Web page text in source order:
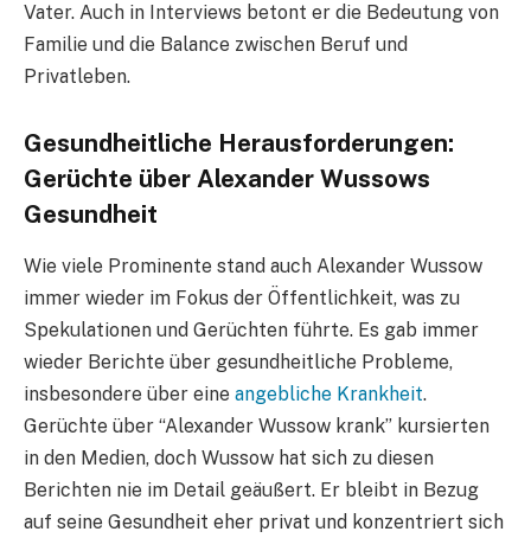
Vater. Auch in Interviews betont er die Bedeutung von
Familie und die Balance zwischen Beruf und
Privatleben.
Gesundheitliche Herausforderungen:
Gerüchte über Alexander Wussows
Gesundheit
Wie viele Prominente stand auch Alexander Wussow
immer wieder im Fokus der Öffentlichkeit, was zu
Spekulationen und Gerüchten führte. Es gab immer
wieder Berichte über gesundheitliche Probleme,
insbesondere über eine angebliche Krankheit.
Gerüchte über “Alexander Wussow krank” kursierten
in den Medien, doch Wussow hat sich zu diesen
Berichten nie im Detail geäußert. Er bleibt in Bezug
auf seine Gesundheit eher privat und konzentriert sich